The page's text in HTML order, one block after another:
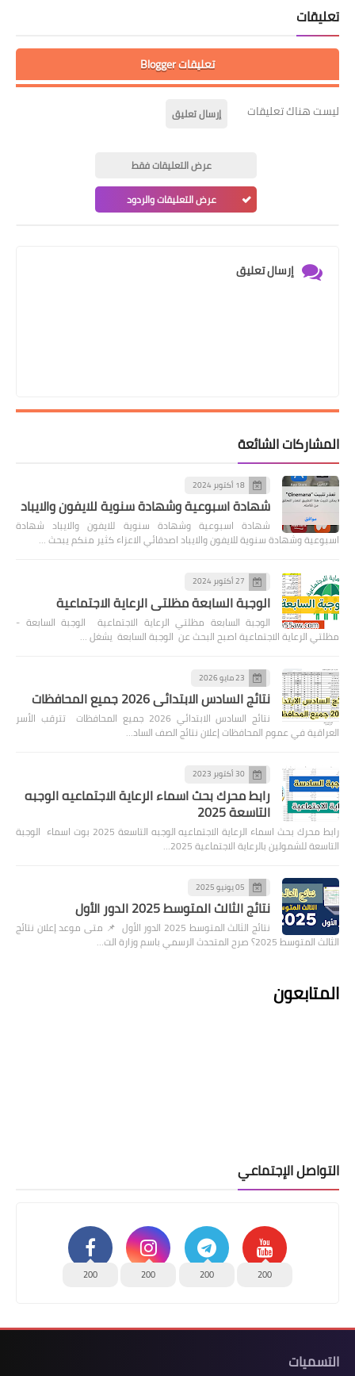
تعليقات
تعليقات Blogger
ليست هناك تعليقات إرسال تعليق
عرض التعليقات فقط
عرض التعليقات والردود
إرسال تعليق
المشاركات الشائعة
18 أكتوبر 2024
شهادة اسبوعية وشهادة سنوية للايفون والايباد
شهادة اسبوعية وشهادة سنوية للايفون والايباد شهادة
اسبوعية وشهادة سنوية للايفون والايباد اصدقائي الاعزاء كثير منكم يبحث …
27 أكتوبر 2024
الوجبة السابعة مظلتي الرعاية الاجتماعية
الوجبة السابعة مظلتي الرعاية الاجتماعية الوجبة السابعة -
مظلتي الرعاية الاجتماعية اصبح البحث عن الوجبة السابعة يشغل …
23 مايو 2026
نتائج السادس الابتدائي 2026 جميع المحافظات
نتائج السادس الابتدائي 2026 جميع المحافظات تترقب الأسر
العراقية في عموم المحافظات إعلان نتائج الصف الساد…
30 أكتوبر 2023
رابط محرك بحث اسماء الرعاية الاجتماعيه الوجبه
التاسعة 2025
رابط محرك بحث اسماء الرعاية الاجتماعيه الوجبه التاسعة 2025 بوت اسماء الوجبة
التاسعة للشمولين بالرعاية الاجتماعية 2025…
05 يونيو 2025
نتائج الثالث المتوسط 2025 الدور الأول
نتائج الثالث المتوسط 2025 الدور الأول 📌 متى موعد إعلان نتائج
الثالث المتوسط 2025؟ صرح المتحدث الرسمي باسم وزارة الت…
المتابعون
التواصل الإجتماعي
200
200
200
200
التسميات